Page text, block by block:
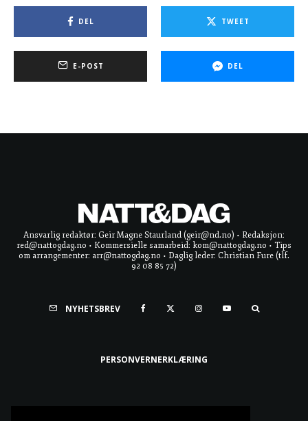
DEL TWEET
E-POST DEL
Ansvarlig redaktør: Geir Magne Staurland (geir@nd.no) • Redaksjon:
red@nattogdag.no • Kommersielle samarbeid: kom@nattogdag.no • Tips
om arrangementer: arr@nattogdag.no • Daglig leder: Christian Fure (tlf.
92 08 85 72)
NYHETSBREV
PERSONVERNERKLÆRING